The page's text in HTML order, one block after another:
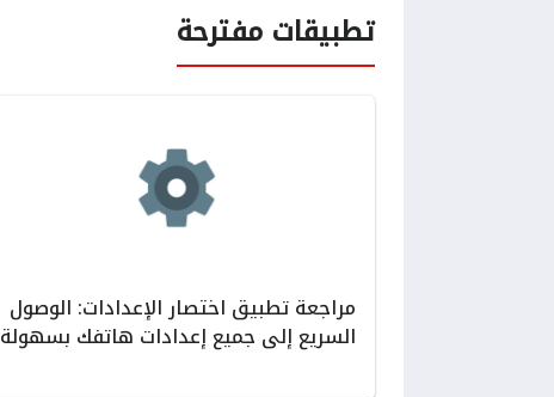
تطبيقات مفترحة
مراجعة تطبيق اختصار الإعدادات: الوصول
السريع إلى جميع إعدادات هاتفك بسهولة